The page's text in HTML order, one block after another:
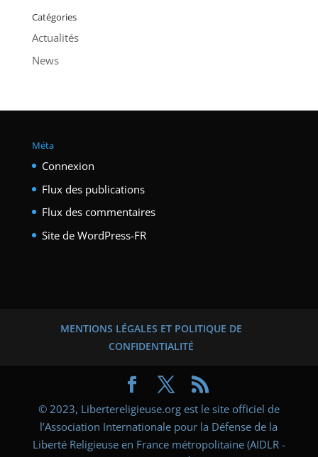
Catégories
Actualités
News
Méta
Connexion
Flux des publications
Flux des commentaires
Site de WordPress-FR
MENTIONS LÉGALES ET POLITIQUE DE
CONFIDENTIALITÉ
© 2023, Libertereligieuse.org est le site officiel de
l’Association Internationale pour la Défense de la
Liberté Religieuse en France métropolitaine (AIDLR -